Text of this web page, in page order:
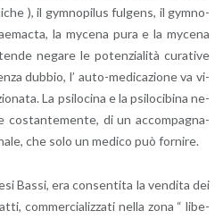
), il gym­no­pi­lus ful­gens, il gym­no­
la my­ce­na pura e la my­ce­na
ne­ga­re le po­ten­zia­li­tà cu­ra­ti­ve
dub­bio, l’ au­to-me­di­ca­zio­ne va vi­
La psi­lo­ci­na e la psi­lo­ci­bi­na ne­
co­stan­te­men­te, di un ac­com­pa­gna­
che solo un me­di­co può for­ni­re.
Bassi, era con­sen­ti­ta la ven­di­ta dei
com­mer­cia­liz­za­ti nella zona “ li­be­